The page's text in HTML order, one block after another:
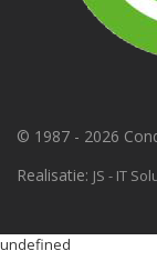
© 1987 - 2026
Realisatie: JS - IT
undefined